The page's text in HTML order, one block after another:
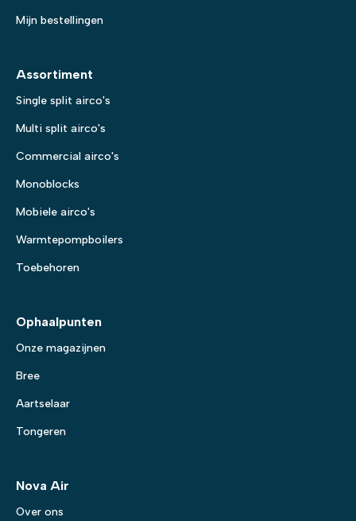
Mijn bestellingen
Assortiment
Single split airco's
Multi split airco's
Commercial airco's
Monoblocks
Mobiele airco's
Warmtepompboilers
Toebehoren
Ophaalpunten
Onze magazijnen
Bree
Aartselaar
Tongeren
Nova Air
Over ons